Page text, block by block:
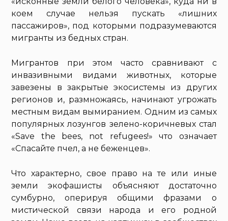
коем случае нельзя пускать «лишних
пассажиров», под которыми подразумеваются
мигранты из бедных стран.
Мигрантов при этом часто сравнивают с
инвазивными видами животных, которые
завезены в закрытые экосистемы из других
регионов и, размножаясь, начинают угрожать
местным видам вымиранием. Одним из самых
популярных лозунгов зелено-коричневых стал
«Save the bees, not refugees!» что означает
«Спасайте пчел, а не беженцев».
Что характерно, свое право на те или иные
земли экофашисты объясняют достаточно
сумбурно, оперируя общими фразами о
мистической связи народа и его родной